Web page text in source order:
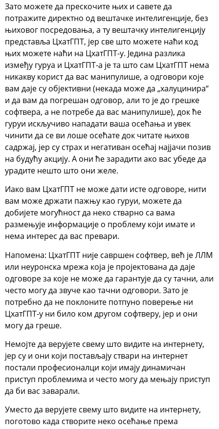
Зато можете да прескочите њих и савете да
потражите директно од вештачке интелигенције, без
њиховог посредовања, а ту вештачку интелигенцију
представља ЦхатГПТ, јер све што можете наћи код
њих можете наћи на ЦхатГПТ-у. Једина разлика
између гуруа и ЦхатГПТ-а је та што сам ЦхатГПТ нема
никакву корист да вас манипулише, а одговори које
вам даје су објективни (некада може да „халуцинира“
и да вам да погрешан одговор, али то је до грешке
софтвера, а не потребе да вас манипулише), док ће
гуруи искључиво нападати ваша осећања и увек
чинити да се ви лоше осећате док читате њихов
садржај, јер су страх и негативан осећај најјачи позив
на будућу акцију. А они ће зарадити ако вас убеде да
урадите нешто што они желе.
Иако вам ЦхатГПТ не може дати исте одговоре, нити
вам може држати пажњу као гуруи, можете да
добијете могућност да неко стварно са вама
размењује информације о проблему који имате и
нема интерес да вас превари.
Напомена: ЦхатГПТ није савршен софтвер, већ је ЛЛМ
или неуронска мрежа која је пројектована да даје
одговоре за које не може да гарантује да су тачни, али
често могу да звуче као тачни одговори. Зато је
потребно да не поклоните потпуно поверење ни
ЦхатГПТ-у ни било ком другом софтверу, јер и они
могу да греше.
Немојте да верујете свему што видите на интернету,
јер су и они који постављају ствари на интернет
постали професионалци који имају динамичан
приступ проблемима и често могу да мењају приступ
да би вас заварали.
Уместо да верујете свему што видите на интернету,
поготово када створите неко осећање према